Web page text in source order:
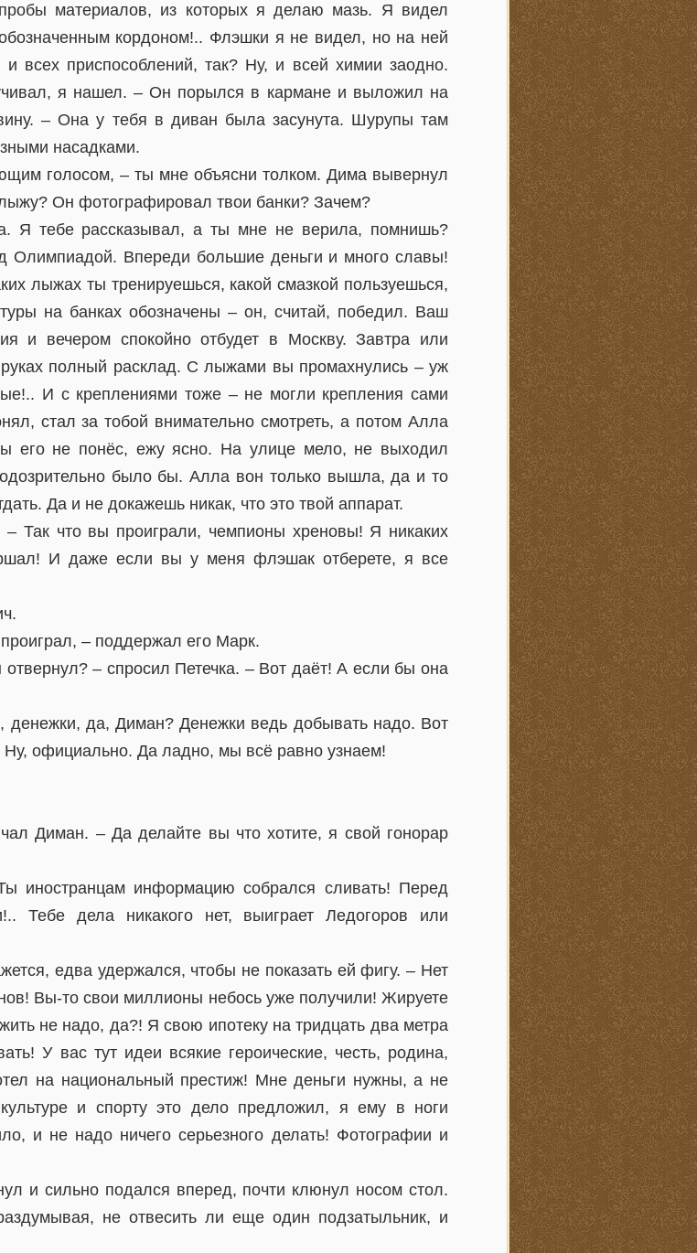
материалов, из которых я делаю мазь. Я видел
кордоном!.. Флэшки я не видел, но на ней
всех приспособлений, так? Ну, и всей химии заодно.
я нашел. – Он порылся в кармане и выложил на
– Она у тебя в диван была засунута. Шурупы там
насадками.
голосом, – ты мне объясни толком. Дима вывернул
Он фотографировал твои банки? Зачем?
Я тебе рассказывал, а ты мне не верила, помнишь?
Впереди большие деньги и много славы!
лыжах ты тренируешься, какой смазкой пользуешься,
на банках обозначены – он, считай, победил. Ваш
и вечером спокойно отбудет в Москву. Завтра или
руках полный расклад. С лыжами вы промахнулись – уж
И с креплениями тоже – не могли крепления сами
стал за тобой внимательно смотреть, а потом Алла
его не понёс, ежу ясно. На улице мело, не выходил
было бы. Алла вон только вышла, да и то
Да и не докажешь никак, что это твой аппарат.
Так что вы проиграли, чемпионы хреновы! Я никаких
И даже если вы у меня флэшак отберете, я все
– поддержал его Марк.
отвернул? – спросил Петечка. – Вот даёт! А если бы она
денежки, да, Диман? Денежки ведь добывать надо. Вот
официально. Да ладно, мы всё равно узнаем!
Диман. – Да делайте вы что хотите, я свой гонорар
иностранцам информацию собрался сливать! Перед
Тебе дела никакого нет, выиграет Ледогоров или
едва удержался, чтобы не показать ей фигу. – Нет
Вы-то свои миллионы небось уже получили! Жируете
не надо, да?! Я свою ипотеку на тридцать два метра
У вас тут идеи всякие героические, честь, родина,
на национальный престиж! Мне деньги нужны, а не
и спорту это дело предложил, я ему в ноги
и не надо ничего серьезного делать! Фотографии и
и сильно подался вперед, почти клюнул носом стол.
не отвесить ли еще один подзатыльник, и